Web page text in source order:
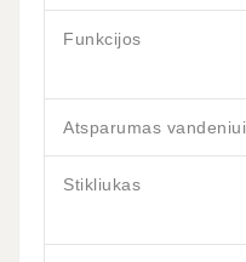
Funkcijos
Atsparumas vandeniui
Stikliukas